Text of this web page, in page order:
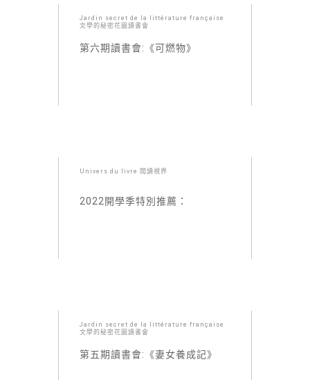
第六期讀書會:《可燃物》
Jardin secret de la littérature française
文學的秘密花園讀書會
2022開學季特別推薦：
Univers du livre 閱讀視界
第五期讀書會:《妻女養成記》
Jardin secret de la littérature française
文學的秘密花園讀書會